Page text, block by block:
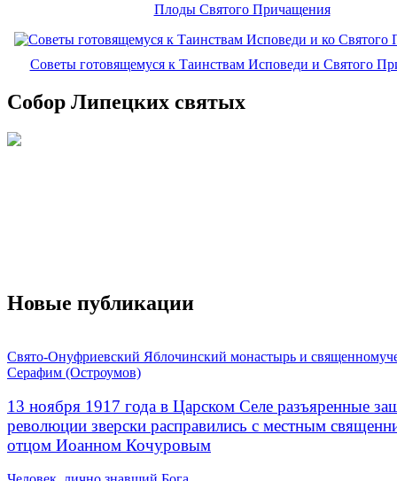
Плоды Святого Причащения
Советы готовящемуся к Таинствам Исповеди и Святого
Собор Липецких святых
Новые публикации
Свято-Онуфриевский Яблочинский монастырь и
Серафим (Остроумов)
13 ноября 1917 года в Царском Селе разъяренные
революции зверски расправились с местным
отцом Иоанном Кочуровым